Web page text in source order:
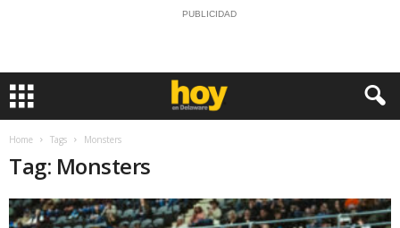
PUBLICIDAD
Home Tags Monsters
Tag: Monsters